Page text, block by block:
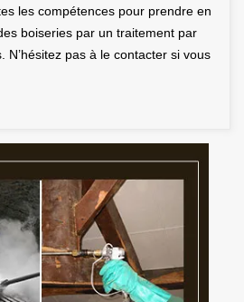
les compétences pour prendre en
boiseries par un traitement par
N’hésitez pas à le contacter si vous